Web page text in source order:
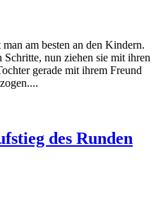
am besten an den Kindern.
Schritte, nun ziehen sie mit ihren
gerade mit ihrem Freund
des Runden